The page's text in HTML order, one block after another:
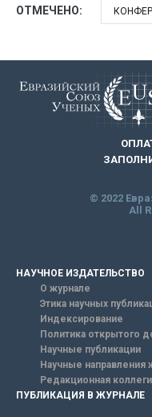
ОТМЕЧЕНО:
© 2022
All
НАУЧНОЕ ИЗДАТЕЛЬСТВО
О журнале
Этика научных
Индексирование
Политика открытого
Научные публикации
Научные направления
Редакционная
ПУБЛИКАЦИЯ В ЖУРНАЛЕ